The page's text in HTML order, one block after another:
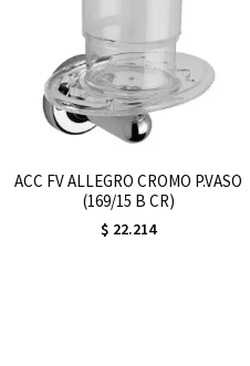
ACC FV ALLEGRO CROMO P.VASO
(169/15 B CR)
$ 22.214